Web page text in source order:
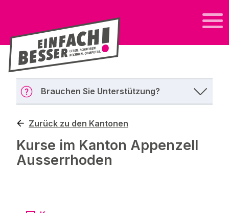
Brauchen Sie Unterstützung?
Zurück zu den Kantonen
Kurse im Kanton Appenzell
Ausserrhoden